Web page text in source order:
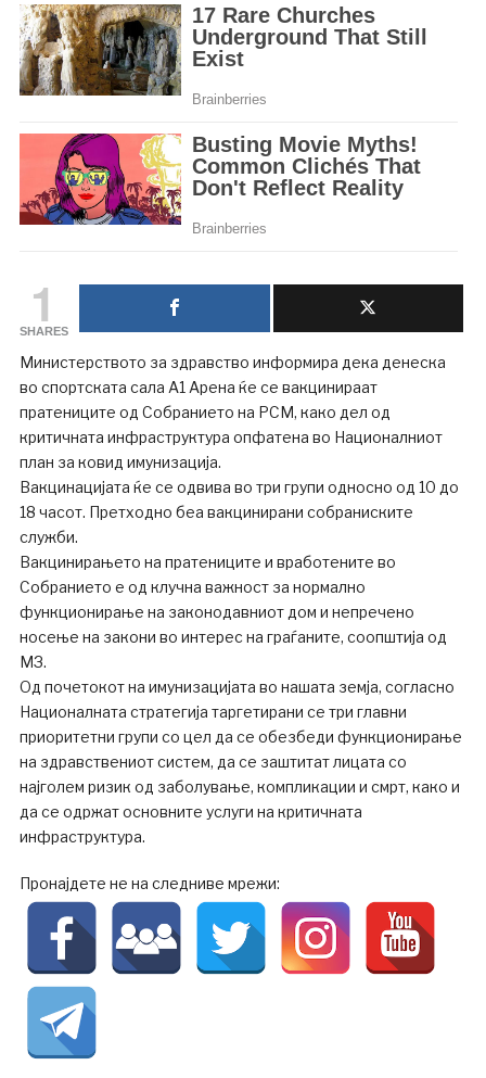
1
SHARES
Министерството за здравство информира дека денеска
во спортската сала А1 Арена ќе се вакцинираат
пратениците од Собранието на РСМ, како дел од
критичната инфраструктура опфатена во Националниот
план за ковид имунизација.
Вакцинацијата ќе се одвива во три групи односно од 10 до
18 часот. Претходно беа вакцинирани собраниските
служби.
Вакцинирањето на пратениците и вработените во
Собранието е од клучна важност за нормално
функционирање на законодавниот дом и непречено
носење на закони во интерес на граѓаните, соопштија од
МЗ.
Од почетокот на имунизацијата во нашата земја, согласно
Националната стратегија таргетирани се три главни
приоритетни групи со цел да се обезбеди функционирање
на здравствениот систем, да се заштитат лицата со
најголем ризик од заболување, компликации и смрт, како и
да се одржат основните услуги на критичната
инфраструктура.
Пронајдете не на следниве мрежи: